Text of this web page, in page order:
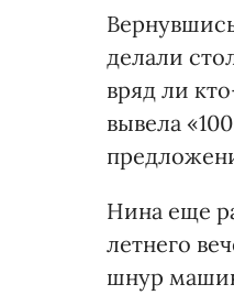
делали
вряд ли
вывела
Нина еще
летнего
шнур